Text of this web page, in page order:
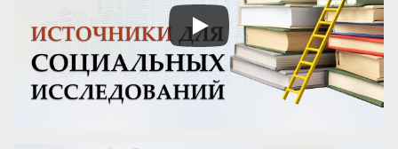
Эти вопросы особенно актуальны для
женщин-новаторов, которые
разрабатывают авторские методики, но
сталкиваются с трудностями в их
продвижении и институ...